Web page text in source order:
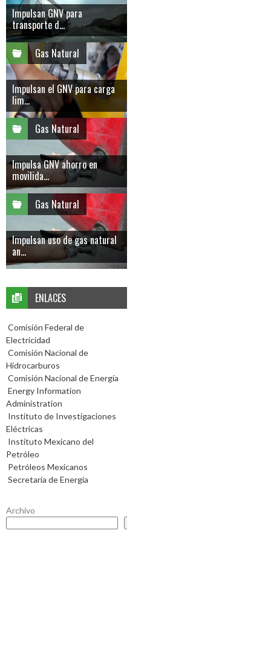
Impulsan GNV para
transporte d...
Gas Natural
Impulsan el GNV para carga
lim...
Gas Natural
Impulsa GNV ahorro en
movilida...
Gas Natural
Impulsan uso de gas natural
an...
ENLACES
Comisión Federal de
Electricidad
Comisión Nacional de
Hidrocarburos
Comisión Nacional de Energía
Energy Information
Administration
Instituto de Investigaciones
Eléctricas
Instituto Mexicano del
Petróleo
Petróleos Mexicanos
Secretaría de Energía
Archivo